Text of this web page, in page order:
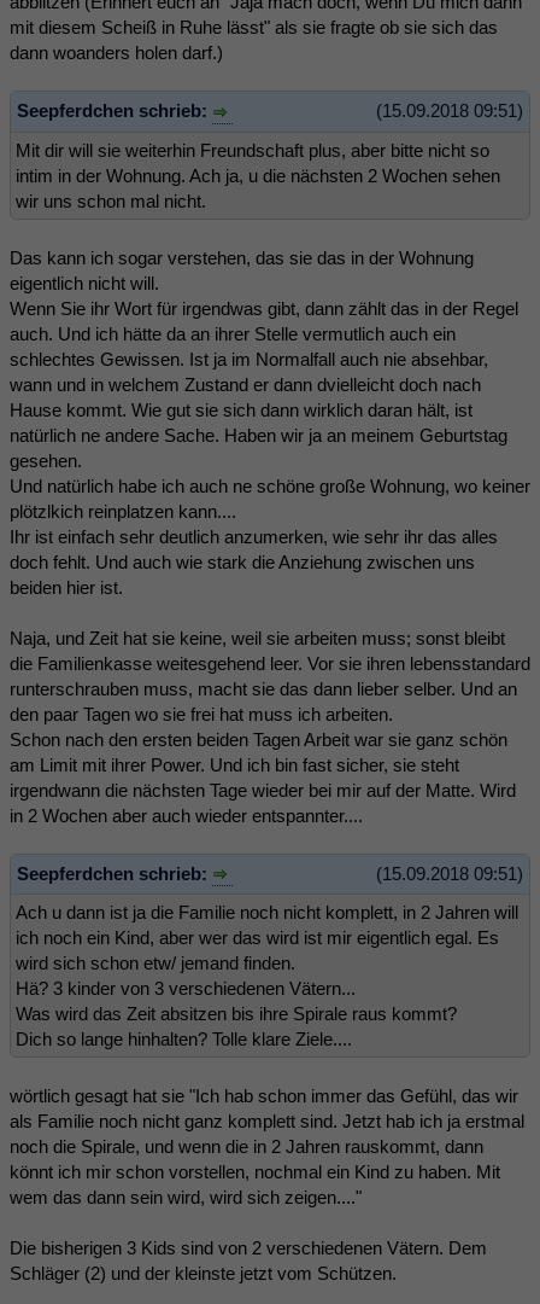
mit diesem Scheiß in Ruhe lässt" als sie fragte ob sie sich das
dann woanders holen darf.)
(15.09.2018 09:51)
Seepferdchen schrieb:
Mit dir will sie weiterhin Freundschaft plus, aber bitte nicht so
intim in der Wohnung. Ach ja, u die nächsten 2 Wochen sehen
wir uns schon mal nicht.
Das kann ich sogar verstehen, das sie das in der Wohnung
eigentlich nicht will.
Wenn Sie ihr Wort für irgendwas gibt, dann zählt das in der Regel
auch. Und ich hätte da an ihrer Stelle vermutlich auch ein
schlechtes Gewissen. Ist ja im Normalfall auch nie absehbar,
wann und in welchem Zustand er dann dvielleicht doch nach
Hause kommt. Wie gut sie sich dann wirklich daran hält, ist
natürlich ne andere Sache. Haben wir ja an meinem Geburtstag
gesehen.
Und natürlich habe ich auch ne schöne große Wohnung, wo keiner
plötzlkich reinplatzen kann....
Ihr ist einfach sehr deutlich anzumerken, wie sehr ihr das alles
doch fehlt. Und auch wie stark die Anziehung zwischen uns
beiden hier ist.
Naja, und Zeit hat sie keine, weil sie arbeiten muss; sonst bleibt
die Familienkasse weitesgehend leer. Vor sie ihren lebensstandard
runterschrauben muss, macht sie das dann lieber selber. Und an
den paar Tagen wo sie frei hat muss ich arbeiten.
Schon nach den ersten beiden Tagen Arbeit war sie ganz schön
am Limit mit ihrer Power. Und ich bin fast sicher, sie steht
irgendwann die nächsten Tage wieder bei mir auf der Matte. Wird
in 2 Wochen aber auch wieder entspannter....
(15.09.2018 09:51)
Seepferdchen schrieb:
Ach u dann ist ja die Familie noch nicht komplett, in 2 Jahren will
ich noch ein Kind, aber wer das wird ist mir eigentlich egal. Es
wird sich schon etw/ jemand finden.
Hä? 3 kinder von 3 verschiedenen Vätern...
Was wird das Zeit absitzen bis ihre Spirale raus kommt?
Dich so lange hinhalten? Tolle klare Ziele....
wörtlich gesagt hat sie "Ich hab schon immer das Gefühl, das wir
als Familie noch nicht ganz komplett sind. Jetzt hab ich ja erstmal
noch die Spirale, und wenn die in 2 Jahren rauskommt, dann
könnt ich mir schon vorstellen, nochmal ein Kind zu haben. Mit
wem das dann sein wird, wird sich zeigen...."
Die bisherigen 3 Kids sind von 2 verschiedenen Vätern. Dem
Schläger (2) und der kleinste jetzt vom Schützen.